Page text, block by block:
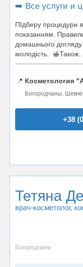
➡️ Все услуги и
ПІдберу процедури
показанням.
домашнього
молодість. 🍯Також...
📍 Косметология
Богородчаны,
+38
Тетяна
врач-косметолог,
Богородчани